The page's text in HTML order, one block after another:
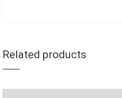
Related products